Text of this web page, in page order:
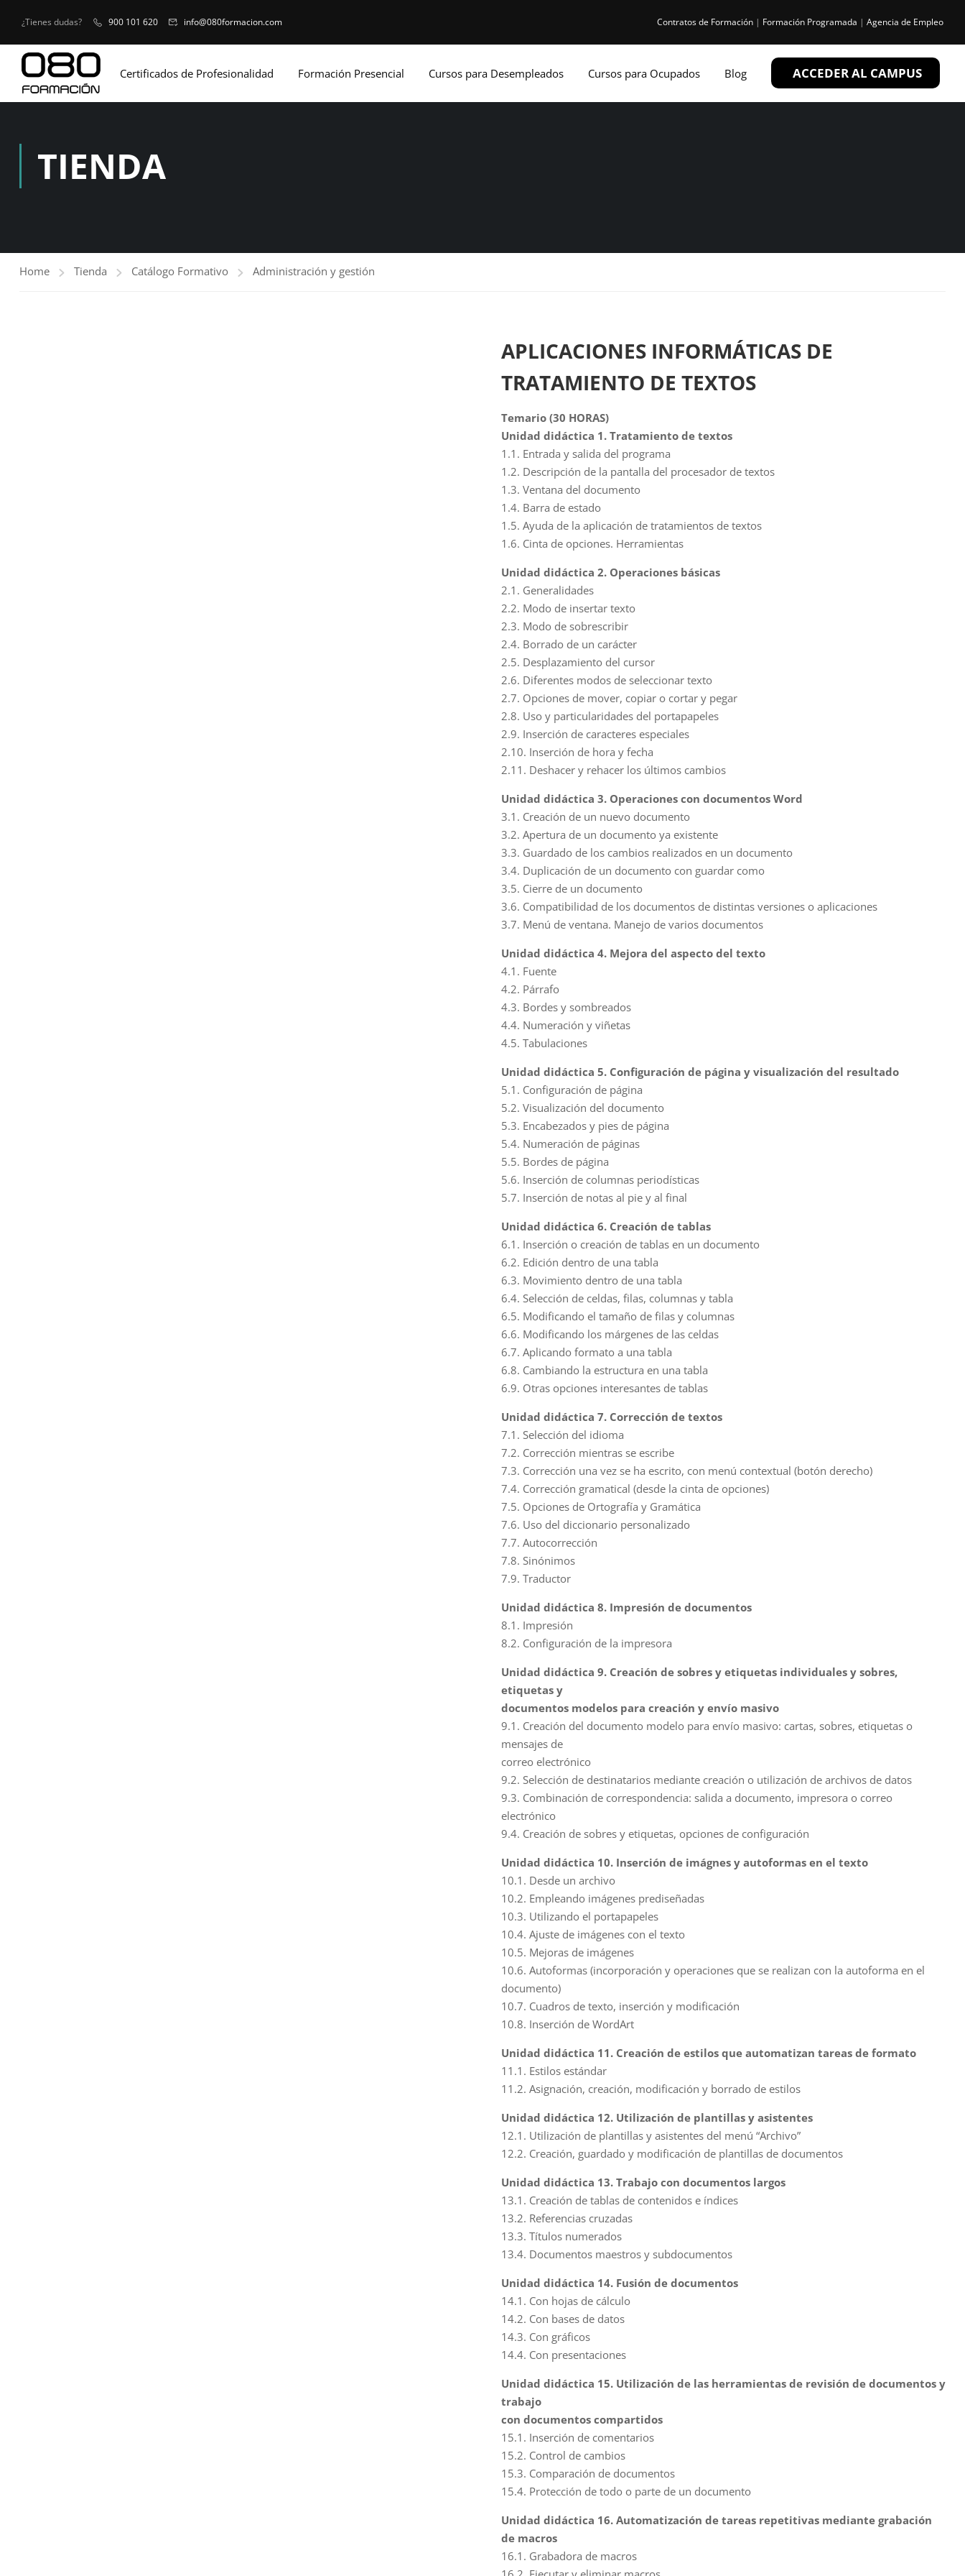
¿Tienes dudas? 900 101 620 info@080formacion.com Contratos de Formación | Formación Programada | Agencia de Empleo
Certificados de Profesionalidad Formación Presencial Cursos para Desempleados Cursos para Ocupados Blog ACCEDER AL CAMPUS
TIENDA
Home Tienda Catálogo Formativo Administración y gestión
APLICACIONES INFORMÁTICAS DE
TRATAMIENTO DE TEXTOS
Temario (30 HORAS)
Unidad didáctica 1. Tratamiento de textos
1.1. Entrada y salida del programa
1.2. Descripción de la pantalla del procesador de textos
1.3. Ventana del documento
1.4. Barra de estado
1.5. Ayuda de la aplicación de tratamientos de textos
1.6. Cinta de opciones. Herramientas
Unidad didáctica 2. Operaciones básicas
2.1. Generalidades
2.2. Modo de insertar texto
2.3. Modo de sobrescribir
2.4. Borrado de un carácter
2.5. Desplazamiento del cursor
2.6. Diferentes modos de seleccionar texto
2.7. Opciones de mover, copiar o cortar y pegar
2.8. Uso y particularidades del portapapeles
2.9. Inserción de caracteres especiales
2.10. Inserción de hora y fecha
2.11. Deshacer y rehacer los últimos cambios
Unidad didáctica 3. Operaciones con documentos Word
3.1. Creación de un nuevo documento
3.2. Apertura de un documento ya existente
3.3. Guardado de los cambios realizados en un documento
3.4. Duplicación de un documento con guardar como
3.5. Cierre de un documento
3.6. Compatibilidad de los documentos de distintas versiones o aplicaciones
3.7. Menú de ventana. Manejo de varios documentos
Unidad didáctica 4. Mejora del aspecto del texto
4.1. Fuente
4.2. Párrafo
4.3. Bordes y sombreados
4.4. Numeración y viñetas
4.5. Tabulaciones
Unidad didáctica 5. Configuración de página y visualización del resultado
5.1. Configuración de página
5.2. Visualización del documento
5.3. Encabezados y pies de página
5.4. Numeración de páginas
5.5. Bordes de página
5.6. Inserción de columnas periodísticas
5.7. Inserción de notas al pie y al final
Unidad didáctica 6. Creación de tablas
6.1. Inserción o creación de tablas en un documento
6.2. Edición dentro de una tabla
6.3. Movimiento dentro de una tabla
6.4. Selección de celdas, filas, columnas y tabla
6.5. Modificando el tamaño de filas y columnas
6.6. Modificando los márgenes de las celdas
6.7. Aplicando formato a una tabla
6.8. Cambiando la estructura en una tabla
6.9. Otras opciones interesantes de tablas
Unidad didáctica 7. Corrección de textos
7.1. Selección del idioma
7.2. Corrección mientras se escribe
7.3. Corrección una vez se ha escrito, con menú contextual (botón derecho)
7.4. Corrección gramatical (desde la cinta de opciones)
7.5. Opciones de Ortografía y Gramática
7.6. Uso del diccionario personalizado
7.7. Autocorrección
7.8. Sinónimos
7.9. Traductor
Unidad didáctica 8. Impresión de documentos
8.1. Impresión
8.2. Configuración de la impresora
Unidad didáctica 9. Creación de sobres y etiquetas individuales y sobres,
etiquetas y
documentos modelos para creación y envío masivo
9.1. Creación del documento modelo para envío masivo: cartas, sobres, etiquetas o
mensajes de
correo electrónico
9.2. Selección de destinatarios mediante creación o utilización de archivos de datos
9.3. Combinación de correspondencia: salida a documento, impresora o correo
electrónico
9.4. Creación de sobres y etiquetas, opciones de configuración
Unidad didáctica 10. Inserción de imágnes y autoformas en el texto
10.1. Desde un archivo
10.2. Empleando imágenes prediseñadas
10.3. Utilizando el portapapeles
10.4. Ajuste de imágenes con el texto
10.5. Mejoras de imágenes
10.6. Autoformas (incorporación y operaciones que se realizan con la autoforma en el
documento)
10.7. Cuadros de texto, inserción y modificación
10.8. Inserción de WordArt
Unidad didáctica 11. Creación de estilos que automatizan tareas de formato
11.1. Estilos estándar
11.2. Asignación, creación, modificación y borrado de estilos
Unidad didáctica 12. Utilización de plantillas y asistentes
12.1. Utilización de plantillas y asistentes del menú “Archivo”
12.2. Creación, guardado y modificación de plantillas de documentos
Unidad didáctica 13. Trabajo con documentos largos
13.1. Creación de tablas de contenidos e índices
13.2. Referencias cruzadas
13.3. Títulos numerados
13.4. Documentos maestros y subdocumentos
Unidad didáctica 14. Fusión de documentos
14.1. Con hojas de cálculo
14.2. Con bases de datos
14.3. Con gráficos
14.4. Con presentaciones
Unidad didáctica 15. Utilización de las herramientas de revisión de documentos y
trabajo
con documentos compartidos
15.1. Inserción de comentarios
15.2. Control de cambios
15.3. Comparación de documentos
15.4. Protección de todo o parte de un documento
Unidad didáctica 16. Automatización de tareas repetitivas mediante grabación
de macros
16.1. Grabadora de macros